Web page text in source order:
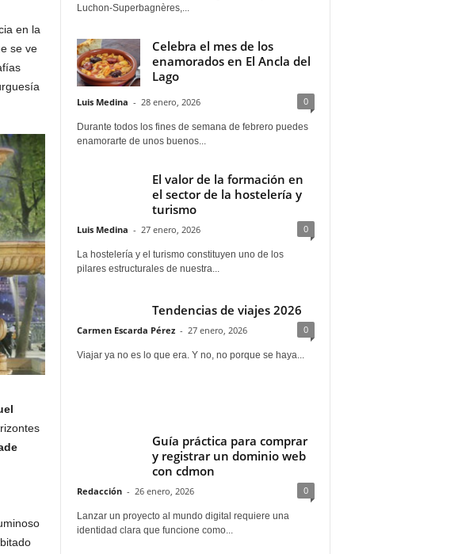
en la
se ve
Luchon-Superbagnères,...
Celebra el mes de los
enamorados en El Ancla del
Lago
Luis Medina - 28 enero, 2026 0
Durante todos los fines de semana de febrero puedes
enamorarte de unos buenos...
El valor de la formación en
el sector de la hostelería y
turismo
Luis Medina - 27 enero, 2026 0
La hostelería y el turismo constituyen uno de los
pilares estructurales de nuestra...
Tendencias de viajes 2026
Carmen Escarda Pérez - 27 enero, 2026 0
Viajar ya no es lo que era. Y no, no porque se haya...
Guía práctica para comprar
y registrar un dominio web
con cdmon
Redacción - 26 enero, 2026 0
Lanzar un proyecto al mundo digital requiere una
identidad clara que funcione como...